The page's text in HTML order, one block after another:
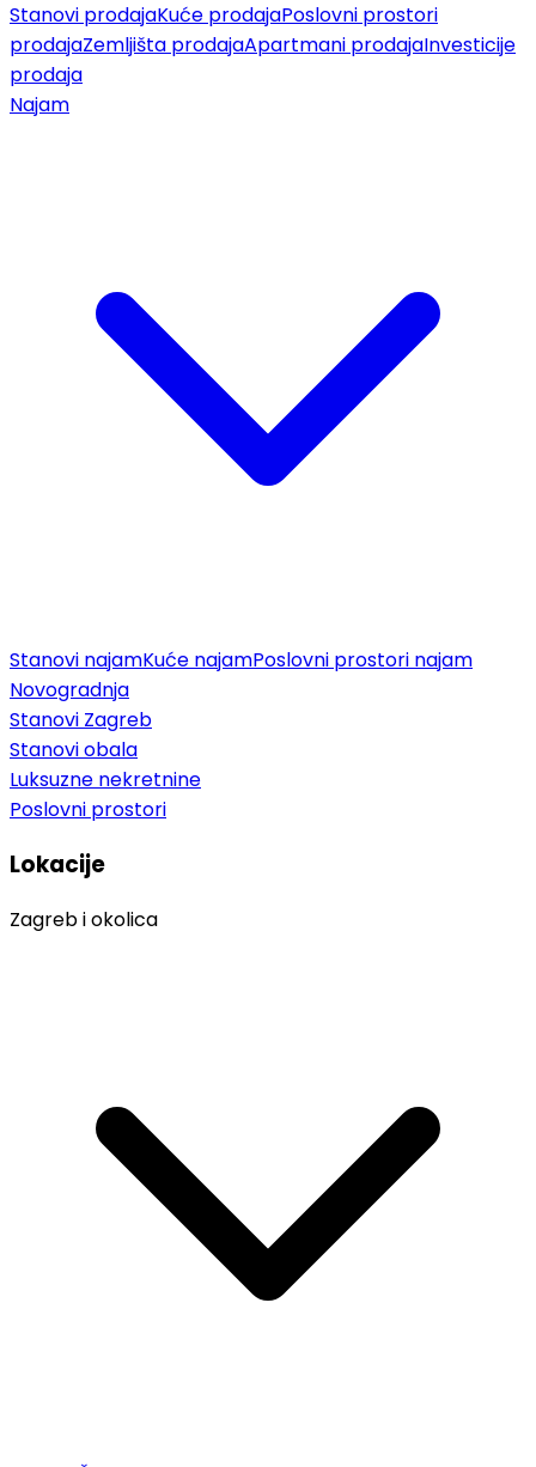
Stanovi prodajaKuće prodajaPoslovni prostori
prodajaZemljišta prodajaApartmani prodajaInvesticije
prodaja
Najam
Stanovi najamKuće najamPoslovni prostori najam
Novogradnja
Stanovi Zagreb
Stanovi obala
Luksuzne nekretnine
Poslovni prostori
Lokacije
Zagreb i okolica